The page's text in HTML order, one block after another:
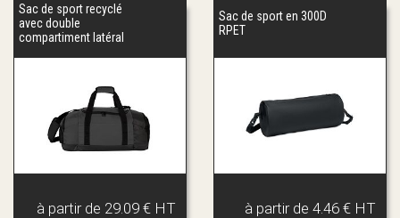
Sac de sport recyclé
avec double
compartiment latéral
à partir de 29.09 € HT
Sac de sport en 300D
RPET
à partir de 4.46 € HT